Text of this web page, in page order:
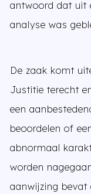
antwoord dat uit
analyse was
De zaak komt
Justitie terecht
een
beoordelen of
abnormaal
worden
aanwijzing bevat